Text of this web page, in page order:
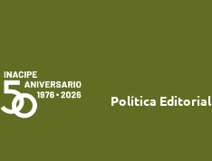
Política Editorial